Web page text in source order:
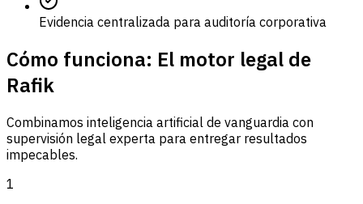
Evidencia centralizada para auditoría corporativa
Cómo funciona: El motor legal de
Rafik
Combinamos inteligencia artificial de vanguardia con
supervisión legal experta para entregar resultados
impecables.
1